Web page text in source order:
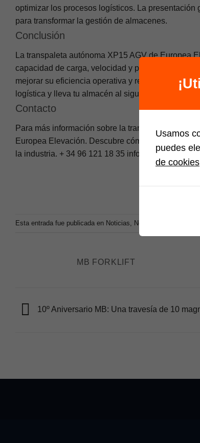
optimizar los procesos logísticos. La
para transformar la gestión de almacenes.
Conclusión
La transpaleta autónoma XP15 AGV de
capacidad de carga, velocidad y precio
mejorar su eficiencia operativa y reducir costos.
logística y lleva tu almacén al siguiente nivel.
Contacto
Para más información sobre la transpaleta
Europea Elevación. Descubre cómo esta
la industria. + 34 96 121 18 35
Esta entrada fue publicada en Noticias Noticias MB Forklift
MB FORKLIFT
10º Aniversario MB: Una travesía de 10
Usamos
puedes
de cookies